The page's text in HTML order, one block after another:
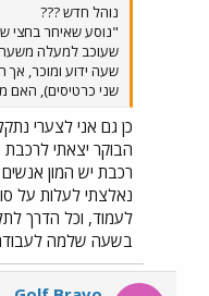
נוהל חדש ???
"נוסע שאיחר בחצי
שעוכב למעלה משעה
שעה ידוע ומוכר,
שני כרטיסים), האם
כן גם אני לצערי
הבוקר יצאתי לרכבת
רכבת יש המון
לעמוד, וכל הדרך
בשעה שלמה